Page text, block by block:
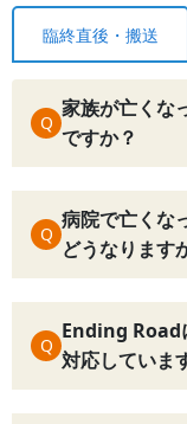
臨終直後・搬送
Q
家族が亡くな
ですか？
Q
病院で亡くな
どうなります
Q
Ending Road
対応していま